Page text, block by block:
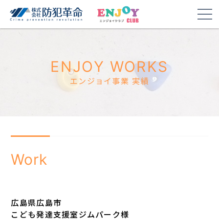
ENJOY WORKS
エンジョイ事業 実績
Work
広島県広島市
こども発達支援室ジムパーク様